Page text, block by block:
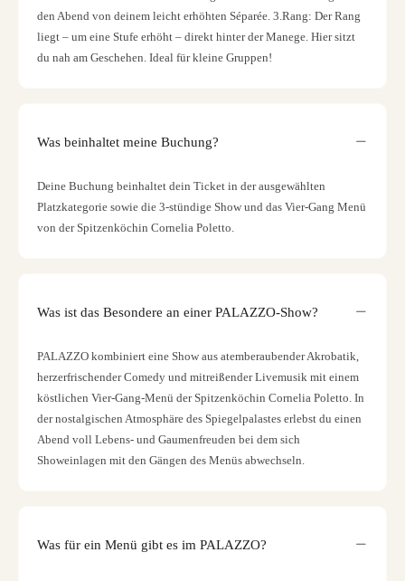
den Abend von deinem leicht erhöhten Séparée. 3.Rang: Der Rang
liegt – um eine Stufe erhöht – direkt hinter der Manege. Hier sitzt
du nah am Geschehen. Ideal für kleine Gruppen!
Was beinhaltet meine Buchung?
Deine Buchung beinhaltet dein Ticket in der ausgewählten
Platzkategorie sowie die 3-stündige Show und das Vier-Gang Menü
von der Spitzenköchin Cornelia Poletto.
Was ist das Besondere an einer PALAZZO-Show?
PALAZZO kombiniert eine Show aus atemberaubender Akrobatik,
herzerfrischender Comedy und mitreißender Livemusik mit einem
köstlichen Vier-Gang-Menü der Spitzenköchin Cornelia Poletto. In
der nostalgischen Atmosphäre des Spiegelpalastes erlebst du einen
Abend voll Lebens- und Gaumenfreuden bei dem sich
Showeinlagen mit den Gängen des Menüs abwechseln.
Was für ein Menü gibt es im PALAZZO?